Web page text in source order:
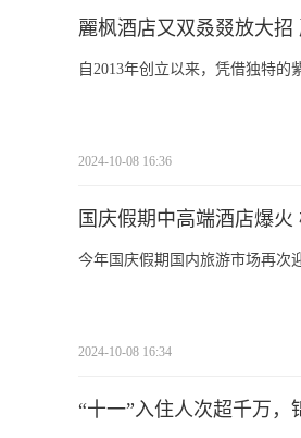
麗枫酒店又双叒叕放大招
自2013年创立以来，凭借独特
2024-10-08 16:36
国庆假期中高端酒店爆火
今年国庆假期国内旅游市场再次
2024-10-08 16:34
“十一”入住人次超千万，